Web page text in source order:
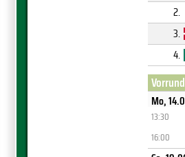
2.
3.
4.
Mo,
13:30
16:00